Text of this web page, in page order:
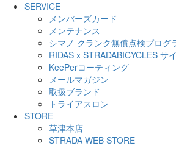
SERVICE
メンバーズカード
メンテナンス
シマノ クランク無償点検プログ
RIDAS x STRADABICYCLES サ
KeePerコーティング
メールマガジン
取扱ブランド
トライアスロン
STORE
草津本店
STRADA WEB STORE